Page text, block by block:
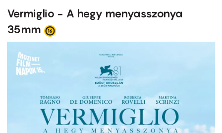
Vermiglio - A hegy menyasszonya
35mm